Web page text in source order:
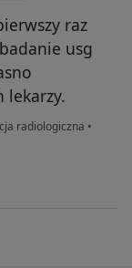
raz
usg
lekarzy.
radiologiczna •